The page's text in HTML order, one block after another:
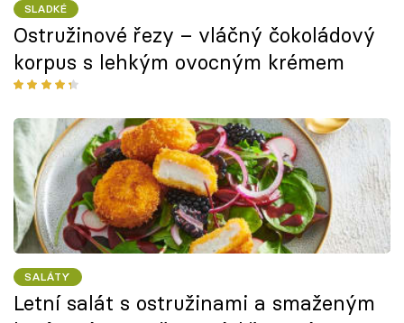
SLADKÉ
Ostružinové řezy – vláčný čokoládový
korpus s lehkým ovocným krémem
SALÁTY
Letní salát s ostružinami a smaženým